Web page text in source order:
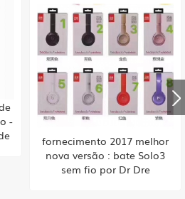
fornecimento 2017 melhor
nova versão : bate Solo3
sem fio por Dr Dre